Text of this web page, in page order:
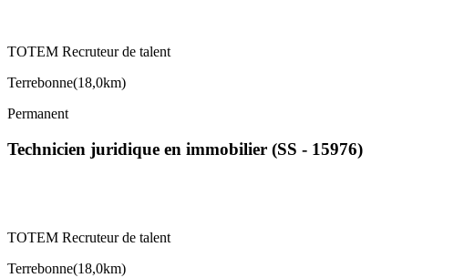
TOTEM Recruteur de talent
Terrebonne(18,0km)
Permanent
Technicien juridique en immobilier (SS - 15976)
TOTEM Recruteur de talent
Terrebonne(18,0km)